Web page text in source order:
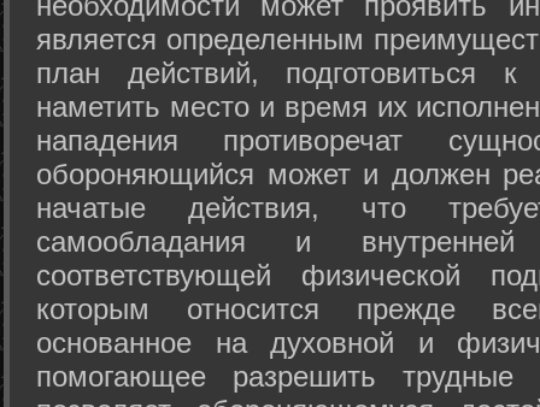
является определенным
план действий, подготовиться
наметить место и время их
нападения противоречат
обороняющийся может и должен
начатые действия, что
самообладания и
соответствующей физической
которым относится прежде
основанное на духовной и
помогающее разрешить